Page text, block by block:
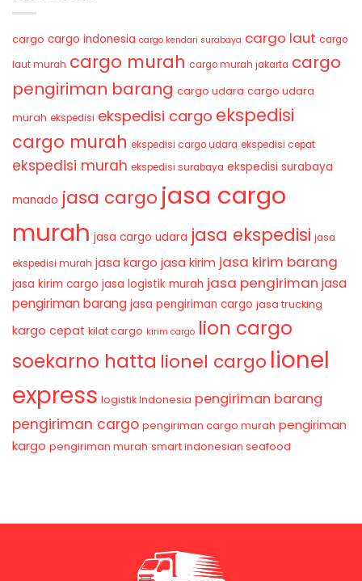
cargo cargo indonesia cargo kendari surabaya cargo laut cargo
laut murah cargo murah cargo murah jakarta cargo
pengiriman barang cargo udara cargo udara
murah ekspedisi ekspedisi cargo ekspedisi
cargo murah ekspedisi cargo udara ekspedisi cepat
ekspedisi murah ekspedisi surabaya ekspedisi surabaya
manado jasa cargo jasa cargo
murah jasa cargo udara jasa ekspedisi jasa
ekspedisi murah jasa kargo jasa kirim jasa kirim barang
jasa kirim cargo jasa logistik murah jasa pengiriman jasa
pengiriman barang jasa pengiriman cargo jasa trucking
kargo cepat kilat cargo kirim cargo lion cargo
soekarno hatta lionel cargo lionel
express logistik Indonesia pengiriman barang
pengiriman cargo pengiriman cargo murah pengiriman
kargo pengiriman murah smart indonesian seafood